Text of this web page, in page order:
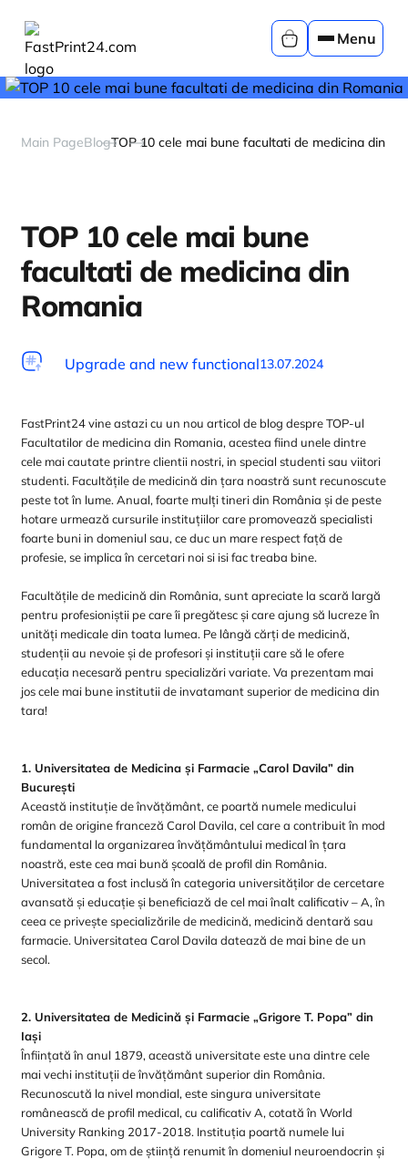
Menu
Main PageBlogTOP 10 cele mai bune facultati de medicina din
TOP 10 cele mai bune
facultati de medicina din
Romania
Upgrade and new functional13.07.2024
FastPrint24 vine astazi cu un nou articol de blog despre TOP-ul
Facultatilor de medicina din Romania, acestea fiind unele dintre
cele mai cautate printre clientii nostri, in special studenti sau viitori
studenti. Facultățile de medicină din țara noastră sunt recunoscute
peste tot în lume. Anual, foarte mulți tineri din România și de peste
hotare urmează cursurile instituțiilor care promovează specialisti
foarte buni in domeniul sau, ce duc un mare respect față de
profesie, se implica în cercetari noi si isi fac treaba bine.
Facultățile de medicină din România, sunt apreciate la scară largă
pentru profesioniștii pe care îi pregătesc și care ajung să lucreze în
unități medicale din toata lumea. Pe lângă cărți de medicină,
studenții au nevoie și de profesori și instituții care să le ofere
educația necesară pentru specializări variate. Va prezentam mai
jos cele mai bune institutii de invatamant superior de medicina din
tara!
1. Universitatea de Medicina și Farmacie „Carol Davila” din
București
Această instituție de învățământ, ce poartă numele medicului
român de origine franceză Carol Davila, cel care a contribuit în mod
fundamental la organizarea învățământului medical în țara
noastră, este cea mai bună școală de profil din România.
Universitatea a fost inclusă în categoria universităților de cercetare
avansată și educație și beneficiază de cel mai înalt calificativ – A, în
ceea ce privește specializările de medicină, medicină dentară sau
farmacie. Universitatea Carol Davila datează de mai bine de un
secol.
2. Universitatea de Medicină și Farmacie „Grigore T. Popa” din
Iași
Înființată în anul 1879, această universitate este una dintre cele
mai vechi instituții de învățământ superior din România.
Recunoscută la nivel mondial, este singura universitate
românească de profil medical, cu calificativ A, cotată în World
University Ranking 2017-2018. Instituția poartă numele lui
Grigore T. Popa, om de știință renumit în domeniul neuroendocrin și